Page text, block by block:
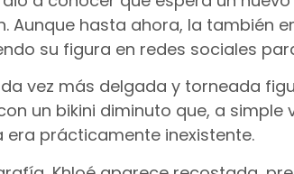
Aunque hasta ahora, la también
su figura en redes sociales
vez más delgada y torneada
un bikini diminuto que, a
era prácticamente inexistente.